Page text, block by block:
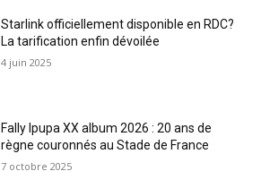
Starlink officiellement disponible en RDC?
La tarification enfin dévoilée
4 juin 2025
Fally Ipupa XX album 2026 : 20 ans de
règne couronnés au Stade de France
7 octobre 2025